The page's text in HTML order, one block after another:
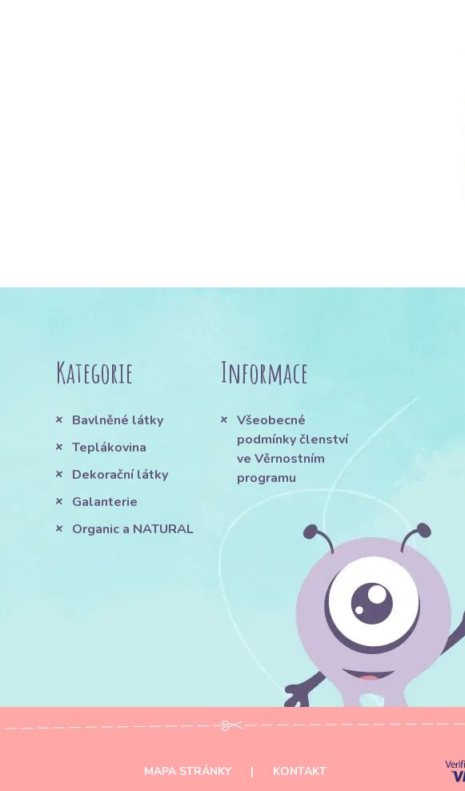
Kategorie
Bavlněné látky
Teplákovina
Dekorační látky
Galanterie
Organic a NATURAL
Informace
Všeobecné
podmínky členství
ve Věrnostním
programu
MAPA STRÁNKY | KONTAKT